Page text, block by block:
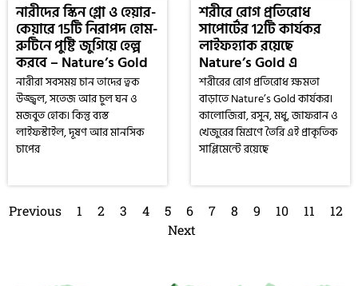
নারীদের স্কিন গ্লো ও হেয়ার-
কেয়ারে 15টি নিরাপদ হোম-
রুটিনে পুষ্টি জুগিয়ে হেল্প
করবে – Nature’s Gold
নারীরা সবসময় চান তাদের ত্বক
উজ্জ্বল, সতেজ আর চুল ঘন ও
মজবুত হোক। কিন্তু ব্যস্ত
লাইফস্টাইল, দূষণ আর মানসিক
চাপের
শরীরে রোগ প্রতিরোধ
সাপোর্টের 12টি কার্যকর
লাইফহ্যাক রয়েছে
Nature’s Gold এ
শরীরের রোগ প্রতিরোধ ক্ষমতা
বাড়াতে Nature’s Gold কার্যকর।
কালোজিরা, রসুন, মধু, জাফরান ও
খেজুরের মিশ্রণে তৈরি এই প্রাকৃতিক
সাপ্লিমেন্টে রয়েছে
Previous 1 2 3 4 5 6 7 8 9 10 11
12
Next